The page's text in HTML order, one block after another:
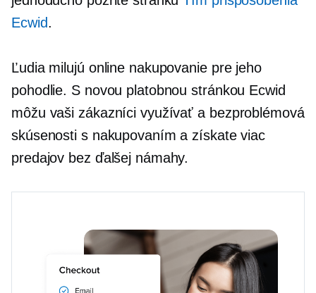
Ecwid.
Ľudia milujú online nakupovanie pre jeho
pohodlie. S novou platobnou stránkou Ecwid
môžu vaši zákazníci využívať a bezproblémová
skúsenosti s nakupovaním a získate viac
predajov bez ďalšej námahy.